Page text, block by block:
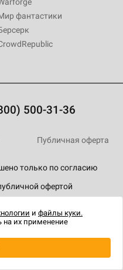
фантастики
500-31-36
только по согласию
офертой
Публичная оферта
и файлы куки.
на их применение